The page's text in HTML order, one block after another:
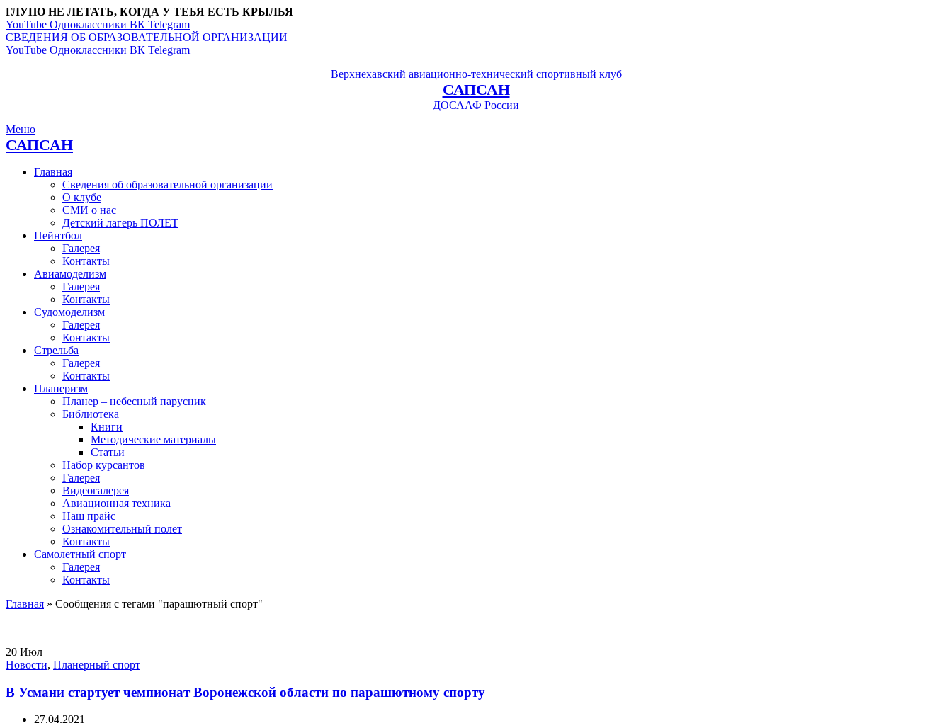
ГЛУПО НЕ ЛЕТАТЬ, КОГДА У ТЕБЯ ЕСТЬ КРЫЛЬЯ
YouTube Одноклассники ВК Telegram
СВЕДЕНИЯ ОБ ОБРАЗОВАТЕЛЬНОЙ ОРГАНИЗАЦИИ
YouTube Одноклассники ВК Telegram
Верхнехавский авиационно-технический спортивный клуб
САПСАН
ДОСААФ России
Меню
САПСАН
Главная
Сведения об образовательной организации
О клубе
СМИ о нас
Детский лагерь ПОЛЕТ
Пейнтбол
Галерея
Контакты
Авиамоделизм
Галерея
Контакты
Судомоделизм
Галерея
Контакты
Стрельба
Галерея
Контакты
Планеризм
Планер – небесный парусник
Библиотека
Книги
Методические материалы
Статьи
Набор курсантов
Галерея
Видеогалерея
Авиационная техника
Наш прайс
Ознакомительный полет
Контакты
Самолетный спорт
Галерея
Контакты
Главная » Сообщения с тегами "парашютный спорт"
20 Июл
Новости, Планерный спорт
В Усмани стартует чемпионат Воронежской области по парашютному спорту
27.04.2021